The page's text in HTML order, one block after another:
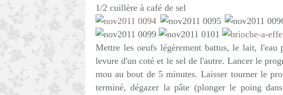
1/2 cuillère à café de sel
Mettre les oeufs légèrement battus, le lait,
levure d'un coté et le sel de l'autre. Lancer le
mou au bout de 5 minutes. Laisser tourner le
terminé, dégazer la pâte (plonger le poing